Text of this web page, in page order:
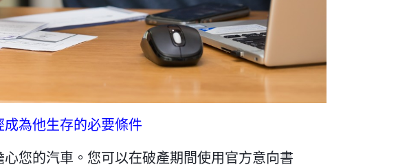
為他生存的必要條件
心您的汽車。您可以在破產期間使用官方意向書